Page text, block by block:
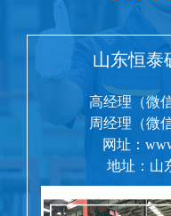
山东恒泰
高经理（微
周经理（微
网址：
地址：山